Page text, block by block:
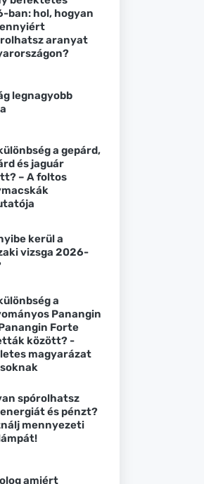
ban: hol, hogyan
aranyat
legnagyobb
a gepárd,
és jaguár
– A foltos
kerül a
vizsga 2026-
a
Panangin
Forte
között? -
magyarázat
spórolhatsz
és pénzt?
mennyezeti
amiért